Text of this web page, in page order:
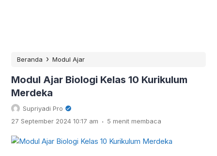
Beranda › Modul Ajar
Modul Ajar Biologi Kelas 10 Kurikulum
Merdeka
Supriyadi Pro
27 September 2024 10:17 am . 5 menit membaca